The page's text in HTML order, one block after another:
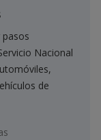
Nacional
de